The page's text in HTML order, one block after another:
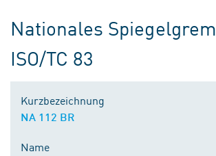
Nationales
ISO/TC 83
Kurzbezeichnung
NA 112 BR
Name